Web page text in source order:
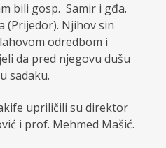
bili gosp. Samir i gđa.
(Prijedor). Njihov sin
odredbom i
da pred njegovu dušu
sadaku.
upriličili su direktor
i prof. Mehmed Mašić.